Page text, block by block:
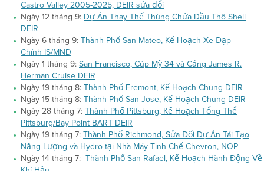
Castro Valley 2005-2025, DEIR sửa đổi
Ngày 12 tháng 9: Dự Án Thay Thế Thùng Chứa Dầu Thô Shell
DEIR
Ngày 6 tháng 9:Thành Phố San Mateo, Kế Hoạch Xe Đạp
Chính IS/MND
Ngày 1 tháng 9:San Francisco, Cúp Mỹ 34 và Cảng James R.
Herman Cruise DEIR
Ngày 19 tháng 8:Thành Phố Fremont, Kế Hoạch Chung DEIR
Ngày 15 tháng 8:Thành Phố San Jose, Kế Hoạch Chung DEIR
Ngày 28 tháng 7:Thành Phố Pittsburg, Kế Hoạch Tổng Thể
Pittsburg/Bay Point BART DEIR
Ngày 19 tháng 7:Thành Phố Richmond, Sửa Đổi Dự Án Tái Tạo
Năng Lượng và Hydro tại Nhà Máy Tinh Chế Chevron, NOP
Ngày 14 tháng 7: Thành Phố San Rafael, Kế Hoạch Hành Động Về